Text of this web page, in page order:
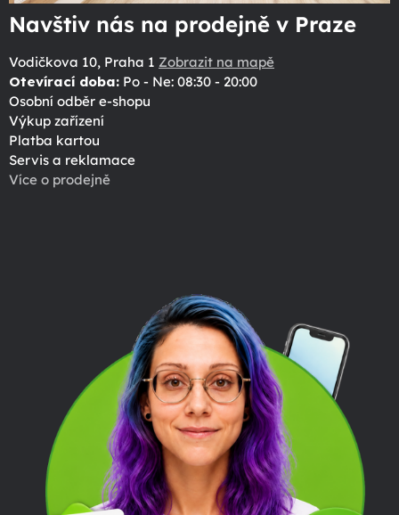
Navštiv nás na prodejně v Praze
Vodičkova 10, Praha 1 Zobrazit na mapě
Otevírací doba: Po - Ne: 08:30 - 20:00
Osobní odběr e-shopu
Výkup zařízení
Platba kartou
Servis a reklamace
Více o prodejně